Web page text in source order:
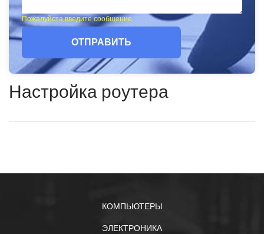
Пожалуйста введите сообщение
ОТПРАВИТЬ
Настройка роутера
КОМПЬЮТЕРЫ
ЭЛЕКТРОНИКА